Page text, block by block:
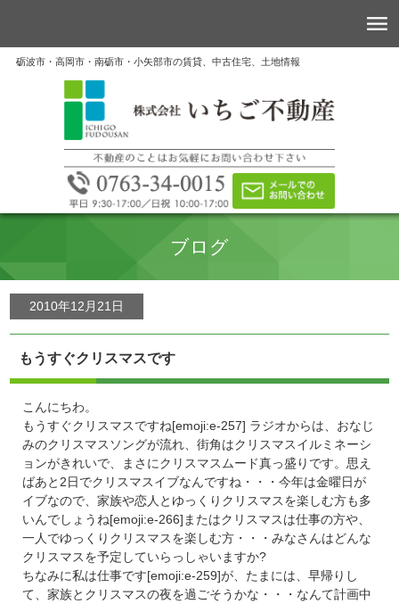
砺波市・高岡市・南砺市・小矢部市の賃貸、中古住宅、土地情報
ブログ
2010年12月21日
もうすぐクリスマスです
こんにちわ。
もうすぐクリスマスですね[emoji:e-257] ラジオからは、おなじ
みのクリスマスソングが流れ、街角はクリスマスイルミネーシ
ョンがきれいで、まさにクリスマスムード真っ盛りです。思え
ばあと2日でクリスマスイブなんですね・・・今年は金曜日が
イブなので、家族や恋人とゆっくりクリスマスを楽しむ方も多
いんでしょうね[emoji:e-266]またはクリスマスは仕事の方や、
一人でゆっくりクリスマスを楽しむ方・・・みなさんはどんな
クリスマスを予定していらっしゃいますか?
ちなみに私は仕事です[emoji:e-259]が、たまには、早帰りし
て、家族とクリスマスの夜を過ごそうかな・・・なんて計画中